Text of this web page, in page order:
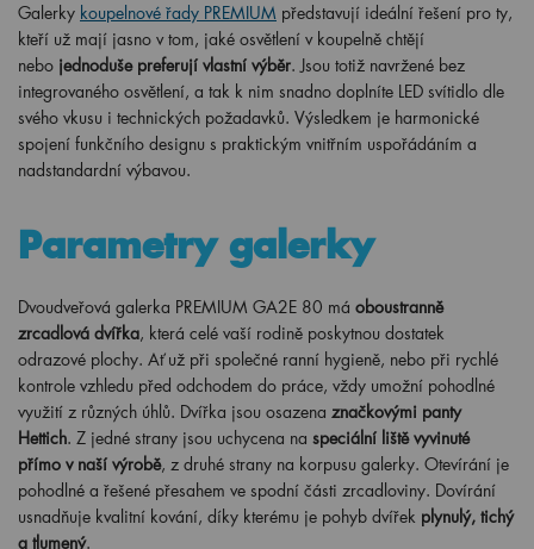
Galerky koupelnové řady PREMIUM představují ideální řešení pro ty,
kteří už mají jasno v tom, jaké osvětlení v koupelně chtějí
nebo jednoduše preferují vlastní výběr. Jsou totiž navržené bez
integrovaného osvětlení, a tak k nim snadno doplníte LED svítidlo dle
svého vkusu i technických požadavků. Výsledkem je harmonické
spojení funkčního designu s praktickým vnitřním uspořádáním a
nadstandardní výbavou.
Parametry galerky
Dvoudveřová galerka PREMIUM GA2E 80 má oboustranně
zrcadlová dvířka, která celé vaší rodině poskytnou dostatek
odrazové plochy. Ať už při společné ranní hygieně, nebo při rychlé
kontrole vzhledu před odchodem do práce, vždy umožní pohodlné
využití z různých úhlů. Dvířka jsou osazena značkovými panty
Hettich. Z jedné strany jsou uchycena na speciální liště vyvinuté
přímo v naší výrobě, z druhé strany na korpusu galerky. Otevírání je
pohodlné a řešené přesahem ve spodní části zrcadloviny. Dovírání
usnadňuje kvalitní kování, díky kterému je pohyb dvířek plynulý, tichý
a tlumený.